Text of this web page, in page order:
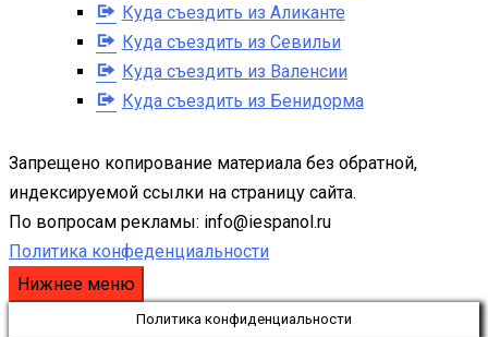
Куда съездить из Аликанте
Куда съездить из Севильи
Куда съездить из Валенсии
Куда съездить из Бенидорма
Запрещено копирование материала без обратной,
индексируемой ссылки на страницу сайта.
По вопросам рекламы: info@iespanol.ru
Политика конфеденциальности
Нижнее меню
Политика конфиденциальности